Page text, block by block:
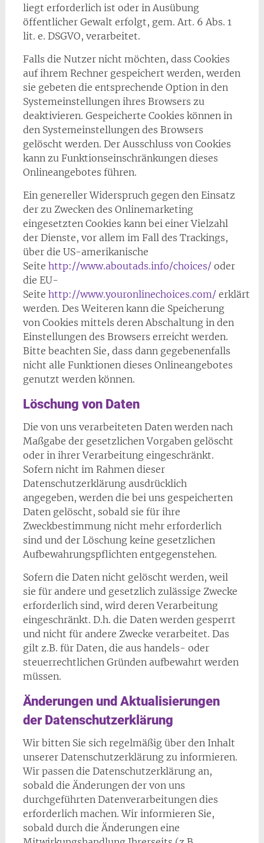
liegt erforderlich ist oder in Ausübung
öffentlicher Gewalt erfolgt, gem. Art. 6 Abs. 1
lit. e. DSGVO, verarbeitet.
Falls die Nutzer nicht möchten, dass Cookies
auf ihrem Rechner gespeichert werden, werden
sie gebeten die entsprechende Option in den
Systemeinstellungen ihres Browsers zu
deaktivieren. Gespeicherte Cookies können in
den Systemeinstellungen des Browsers
gelöscht werden. Der Ausschluss von Cookies
kann zu Funktionseinschränkungen dieses
Onlineangebotes führen.
Ein genereller Widerspruch gegen den Einsatz
der zu Zwecken des Onlinemarketing
eingesetzten Cookies kann bei einer Vielzahl
der Dienste, vor allem im Fall des Trackings,
über die US-amerikanische
Seite http://www.aboutads.info/choices/oder
die EU-
Seite http://www.youronlinechoices.com/erklärt
werden. Des Weiteren kann die Speicherung
von Cookies mittels deren Abschaltung in den
Einstellungen des Browsers erreicht werden.
Bitte beachten Sie, dass dann gegebenenfalls
nicht alle Funktionen dieses Onlineangebotes
genutzt werden können.
Löschung von Daten
Die von uns verarbeiteten Daten werden nach
Maßgabe der gesetzlichen Vorgaben gelöscht
oder in ihrer Verarbeitung eingeschränkt.
Sofern nicht im Rahmen dieser
Datenschutzerklärung ausdrücklich
angegeben, werden die bei uns gespeicherten
Daten gelöscht, sobald sie für ihre
Zweckbestimmung nicht mehr erforderlich
sind und der Löschung keine gesetzlichen
Aufbewahrungspflichten entgegenstehen.
Sofern die Daten nicht gelöscht werden, weil
sie für andere und gesetzlich zulässige Zwecke
erforderlich sind, wird deren Verarbeitung
eingeschränkt. D.h. die Daten werden gesperrt
und nicht für andere Zwecke verarbeitet. Das
gilt z.B. für Daten, die aus handels- oder
steuerrechtlichen Gründen aufbewahrt werden
müssen.
Änderungen und Aktualisierungen
der Datenschutzerklärung
Wir bitten Sie sich regelmäßig über den Inhalt
unserer Datenschutzerklärung zu informieren.
Wir passen die Datenschutzerklärung an,
sobald die Änderungen der von uns
durchgeführten Datenverarbeitungen dies
erforderlich machen. Wir informieren Sie,
sobald durch die Änderungen eine